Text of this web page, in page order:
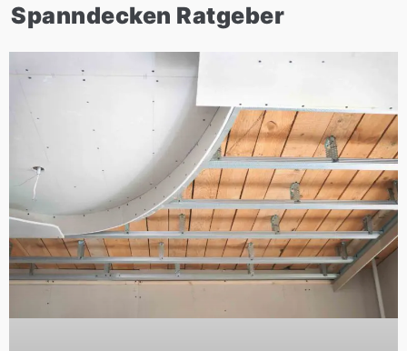
Spanndecken Ratgeber